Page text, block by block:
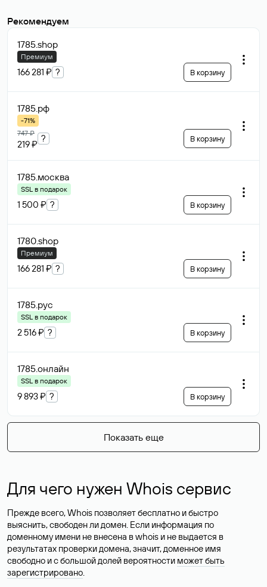
Рекомендуем
1785.shop
Премиум
166 281 ₽ ? В корзину
1785.рф
-71%
747 ₽
219 ₽
? В корзину
1785.москва
SSL в подарок
1 500 ₽ ? В корзину
1780.shop
Премиум
166 281 ₽ ? В корзину
1785.рус
SSL в подарок
2 516 ₽ ? В корзину
1785.онлайн
SSL в подарок
9 893 ₽ ? В корзину
Показать еще
Для чего нужен Whois сервис
Прежде всего, Whois позволяет бесплатно и быстро
выяснить, свободен ли домен. Если информация по
доменному имени не внесена в whois и не выдается в
результатах проверки домена, значит, доменное имя
свободно и с большой долей вероятности может быть
зарегистрировано.